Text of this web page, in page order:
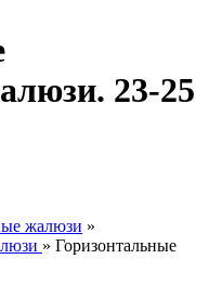
23-25
жалюзи »
» Горизонтальные